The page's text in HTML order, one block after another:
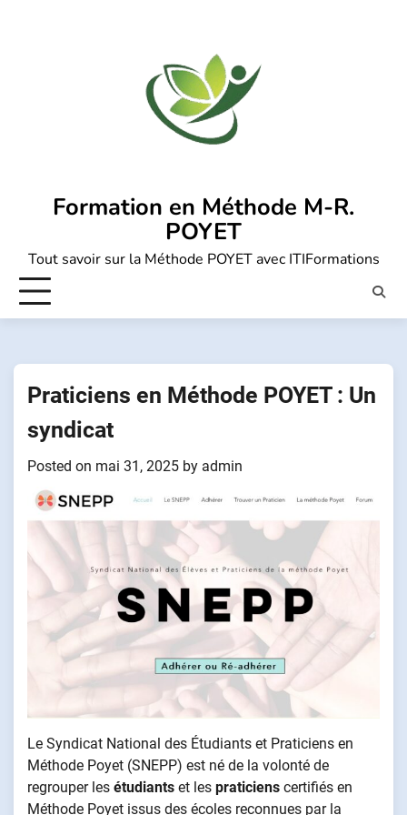
Formation en Méthode M-R.
POYET
Tout savoir sur la Méthode POYET avec ITIFormations
Praticiens en Méthode POYET : Un
syndicat
Posted on mai 31, 2025 by admin
Le Syndicat National des Étudiants et Praticiens en
Méthode Poyet (SNEPP) est né de la volonté de
regrouper les étudiants et les praticiens certifiés en
Méthode Poyet issus des écoles reconnues par la